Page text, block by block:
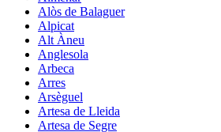
Alòs de Balaguer
Alpicat
Alt Àneu
Anglesola
Arbeca
Arres
Arsèguel
Artesa de Lleida
Artesa de Segre